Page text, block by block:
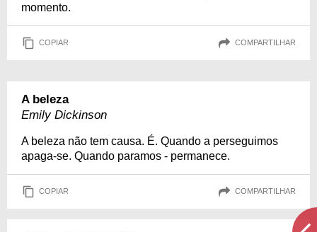
momento.
COPIAR COMPARTILHAR
A beleza
Emily Dickinson
A beleza não tem causa. É. Quando a perseguimos
apaga-se. Quando paramos - permanece.
COPIAR COMPARTILHAR